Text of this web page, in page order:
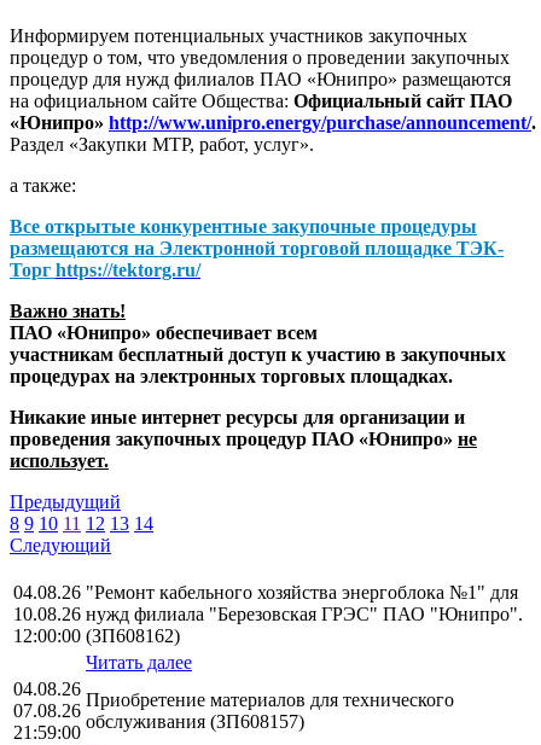
Информируем потенциальных участников закупочных
процедур о том, что уведомления о проведении закупочных
процедур для нужд филиалов ПАО «Юнипро» размещаются
на официальном сайте Общества: Официальный сайт ПАО
«Юнипро» http://www.unipro.energy/purchase/announcement/.
Раздел «Закупки МТР, работ, услуг».
а также:
Все открытые конкурентные закупочные процедуры
размещаются на Электронной торговой площадке ТЭК-
Торг https://tektorg.ru/
Важно знать!
ПАО «Юнипро» обеспечивает всем
участникам бесплатный доступ к участию в закупочных
процедурах на электронных торговых площадках.
Никакие иные интернет ресурсы для организации и
проведения закупочных процедур ПАО «Юнипро» не
использует.
Предыдущий
8 9 10 11 12 13 14
Следующий
04.08.26
10.08.26
12:00:00
"Ремонт кабельного хозяйства энергоблока №1" для
нужд филиала "Березовская ГРЭС" ПАО "Юнипро".
(ЗП608162)
Читать далее
04.08.26
07.08.26
21:59:00
Приобретение материалов для технического
обслуживания (ЗП608157)